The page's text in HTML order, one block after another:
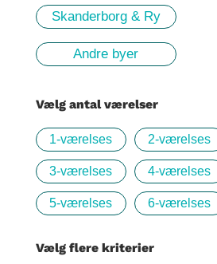
Skanderborg & Ry
Andre byer
Vælg antal værelser
1-værelses 2-værelses
3-værelses 4-værelses
5-værelses 6-værelses
Vælg flere kriterier